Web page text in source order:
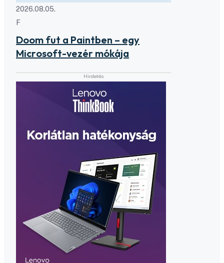
2026.08.05.
F
Doom fut a Paintben – egy
Microsoft-vezér mókája